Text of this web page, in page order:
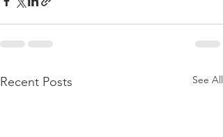
Recent Posts See All